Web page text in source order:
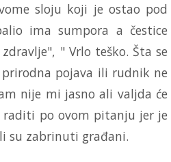
sloju koji je ostao pod
ima sumpora a čestice
" Vrlo teško. Šta se
prirodna pojava ili rudnik ne
nije mi jasno ali valjda će
raditi po ovom pitanju jer je
su zabrinuti građani.